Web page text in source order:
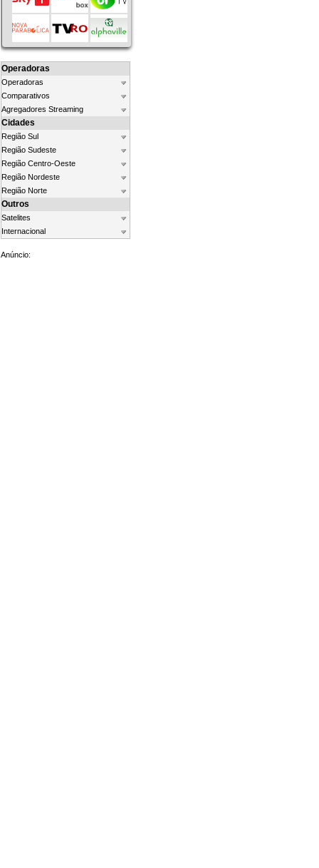
Operadoras
Operadoras
Comparativos
Agregadores Streaming
Cidades
Região Sul
Região Sudeste
Região Centro-Oeste
Região Nordeste
Região Norte
Outros
Satelites
Internacional
Anúncio: